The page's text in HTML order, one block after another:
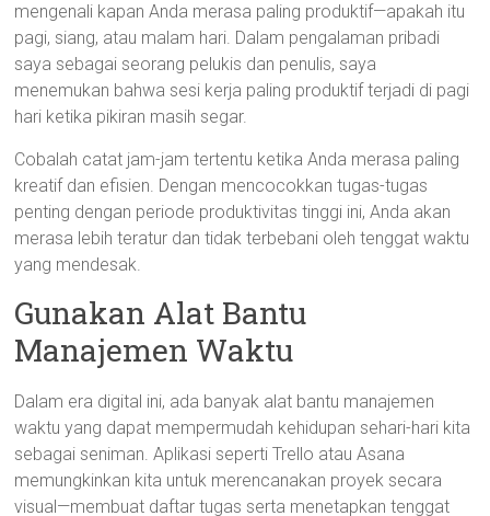
mengenali kapan Anda merasa paling produktif—apakah itu
pagi, siang, atau malam hari. Dalam pengalaman pribadi
saya sebagai seorang pelukis dan penulis, saya
menemukan bahwa sesi kerja paling produktif terjadi di pagi
hari ketika pikiran masih segar.
Cobalah catat jam-jam tertentu ketika Anda merasa paling
kreatif dan efisien. Dengan mencocokkan tugas-tugas
penting dengan periode produktivitas tinggi ini, Anda akan
merasa lebih teratur dan tidak terbebani oleh tenggat waktu
yang mendesak.
Gunakan Alat Bantu
Manajemen Waktu
Dalam era digital ini, ada banyak alat bantu manajemen
waktu yang dapat mempermudah kehidupan sehari-hari kita
sebagai seniman. Aplikasi seperti Trello atau Asana
memungkinkan kita untuk merencanakan proyek secara
visual—membuat daftar tugas serta menetapkan tenggat